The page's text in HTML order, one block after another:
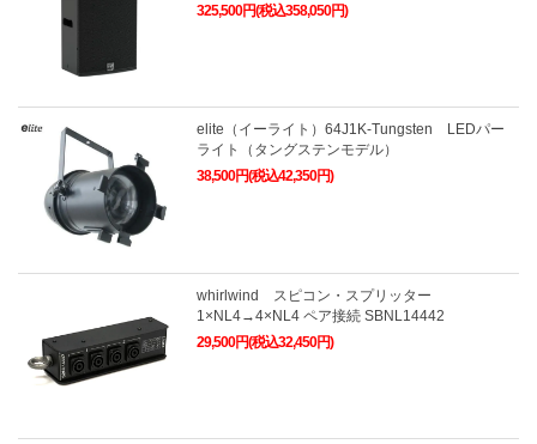
325,500円(税込358,050円)
elite（イーライト）64J1K-Tungsten LEDパー
ライト（タングステンモデル）
38,500円(税込42,350円)
whirlwind スピコン・スプリッター
1×NL4→4×NL4 ペア接続 SBNL14442
29,500円(税込32,450円)